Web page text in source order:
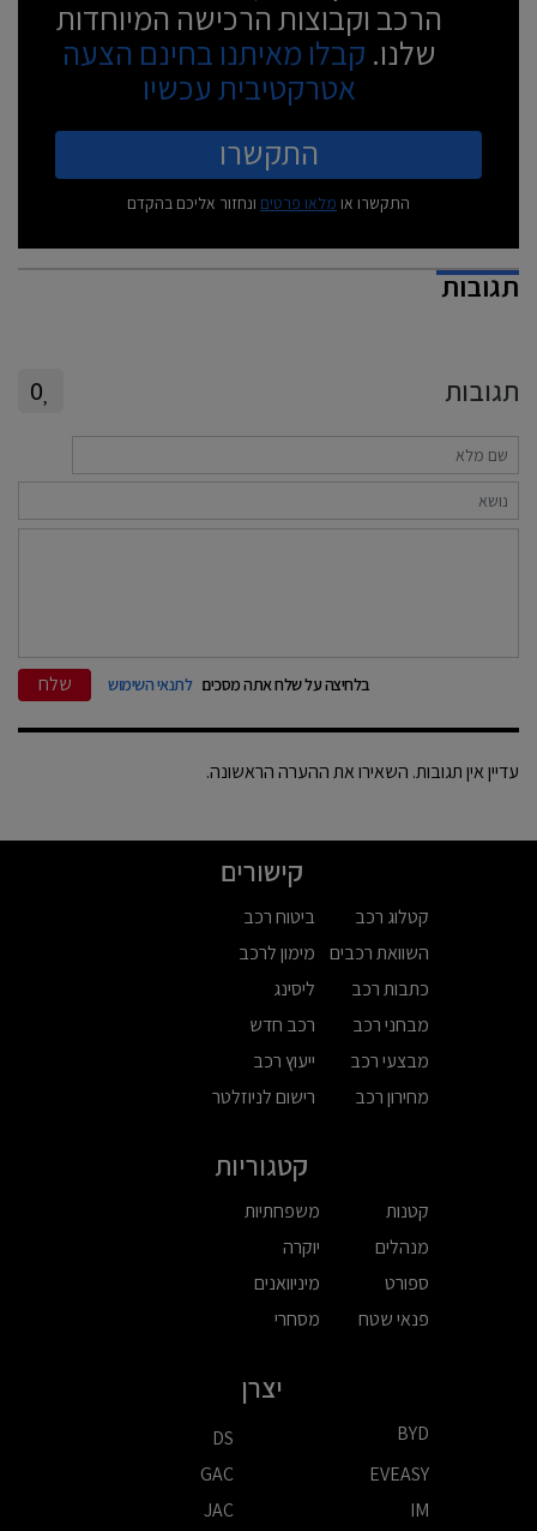
הרכב וקבוצות הרכישה המיוחדות
שלנו. קבלו מאיתנו בחינם הצעה
אטרקטיבית עכשיו
התקשרו
התקשרו או מלאו פרטים ונחזור אליכם בהקדם
תגובות
תגובות 0
בלחיצה על שלח אתה מסכים לתנאי השימוש שלח
עדיין אין תגובות. השאירו את ההערה הראשונה.
קישורים
קטלוג רכב
השוואת רכבים
כתבות רכב
מבחני רכב
מבצעי רכב
מחירון רכב
ביטוח רכב
מימון לרכב
ליסינג
רכב חדש
ייעוץ רכב
רישום לניוזלטר
קטגוריות
קטנות
מנהלים
ספורט
פנאי שטח
משפחתיות
יוקרה
מיניוואנים
מסחרי
יצרן
BYD
DS
EVEASY
GAC
IM
JAC